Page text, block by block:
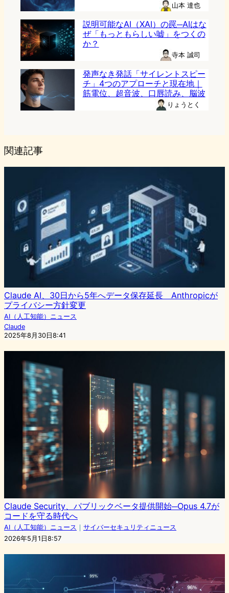
山本 達也
説明可能なAI（XAI）の罠─AIはな
ぜ「もっともらしい嘘」をつくの
か？
寺本 誠司
発声なき発話「サイレントスピー
チ」4つのアプローチと現在地｜
筋電位、超音波、口唇読み、脳波
りょうとく
関連記事
Claude AI、30日から5年へデータ保存延長 Anthropicが
プライバシー方針変更
AI（人工知能）ニュース
Claude
2025年8月30日8:41
Claude Security、パブリックベータ提供開始─Opus 4.7が
コードを守る時代へ
AI（人工知能）ニュース ｜ サイバーセキュリティニュース
2026年5月1日8:57